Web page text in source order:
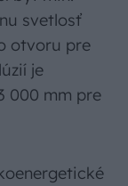
svetlosť
otvoru pre
je
000 mm pre